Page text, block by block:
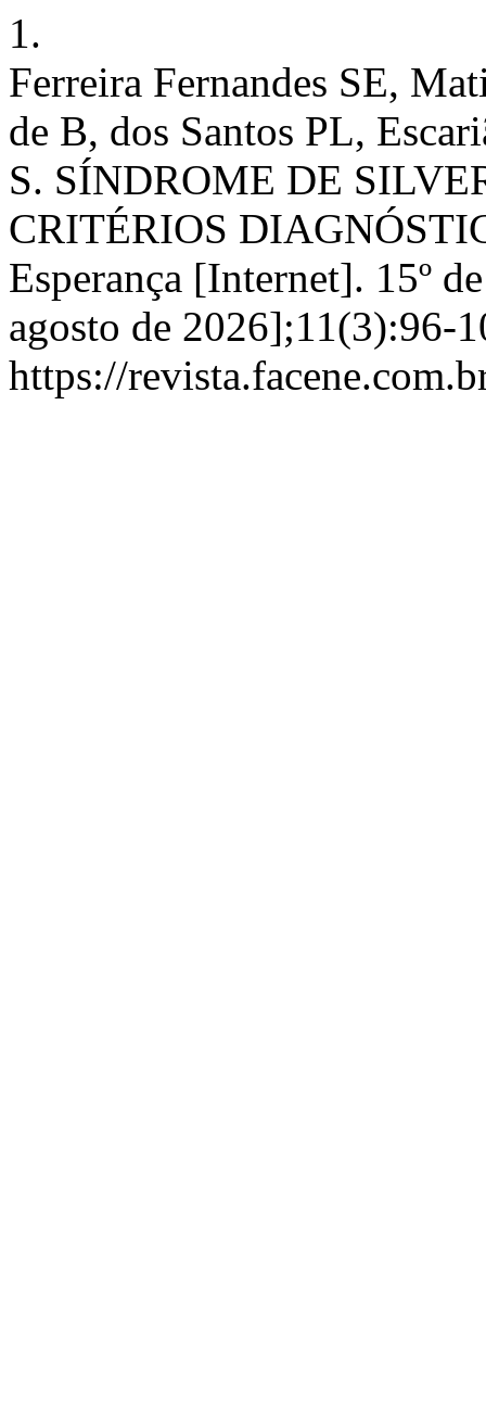
1.
Ferreira Fernandes SE,
de B, dos Santos PL,
S. SÍNDROME DE
CRITÉRIOS
Esperança [Internet]. 15º
agosto de 2026];11(3):96-
https://